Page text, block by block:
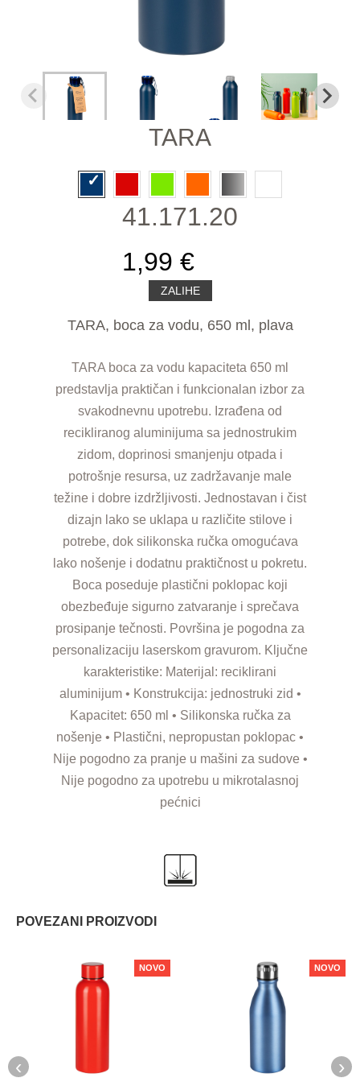
TARA
41.171.20
1,99 €
ZALIHE
TARA, boca za vodu, 650 ml, plava
TARA boca za vodu kapaciteta 650 ml
predstavlja praktičan i funkcionalan izbor za
svakodnevnu upotrebu. Izrađena od
recikliranog aluminijuma sa jednostrukim
zidom, doprinosi smanjenju otpada i
potrošnje resursa, uz zadržavanje male
težine i dobre izdržljivosti. Jednostavan i čist
dizajn lako se uklapa u različite stilove i
potrebe, dok silikonska ručka omogućava
lako nošenje i dodatnu praktičnost u pokretu.
Boca poseduje plastični poklopac koji
obezbeđuje sigurno zatvaranje i sprečava
prosipanje tečnosti. Površina je pogodna za
personalizaciju laserskom gravurom. Ključne
karakteristike: Materijal: reciklirani
aluminijum • Konstrukcija: jednostruki zid •
Kapacitet: 650 ml • Silikonska ručka za
nošenje • Plastični, nepropustan poklopac •
Nije pogodno za pranje u mašini za sudove •
Nije pogodno za upotrebu u mikrotalasnoj
pećnici
POVEZANI PROIZVODI
NOVO NOVO
‹ ›